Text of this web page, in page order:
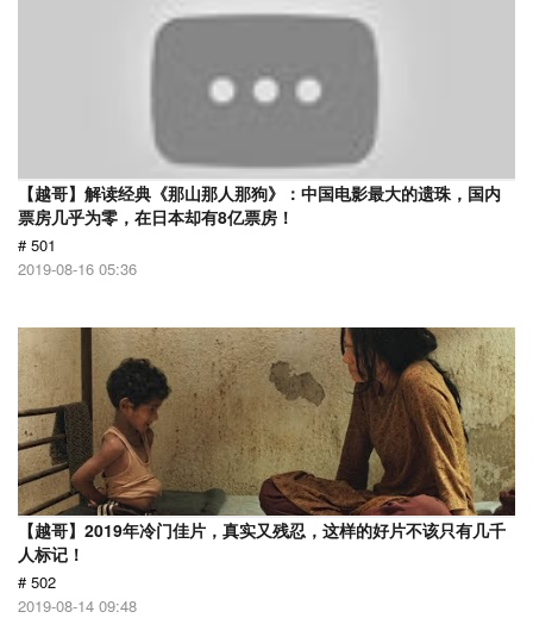
【越哥】解读经典《那山那人那狗》：中国电影最大的遗珠，国内
票房几乎为零，在日本却有8亿票房！
# 501
2019-08-16 05:36
【越哥】2019年冷门佳片，真实又残忍，这样的好片不该只有几千
人标记！
# 502
2019-08-14 09:48